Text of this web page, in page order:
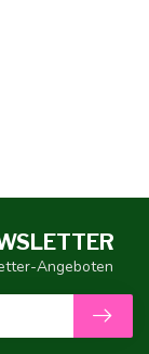
Angeboten